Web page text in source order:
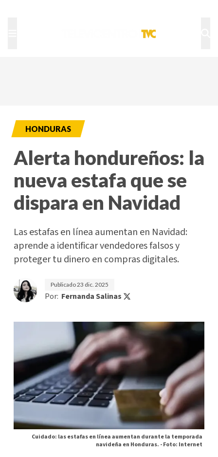
HONDURAS
Alerta hondureños: la
nueva estafa que se
dispara en Navidad
Las estafas en línea aumentan en Navidad:
aprende a identificar vendedores falsos y
proteger tu dinero en compras digitales.
Publicado23 dic. 2025
Por: Fernanda Salinas
Cuidado: las estafas en línea aumentan durante la temporada
navideña en Honduras. -Foto: Internet